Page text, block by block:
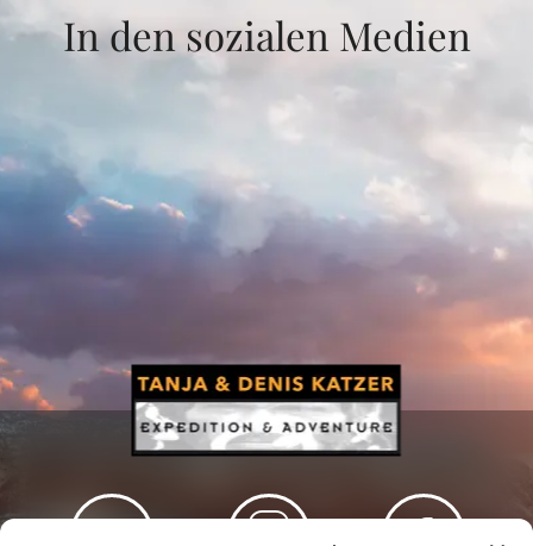
In den sozialen Medien